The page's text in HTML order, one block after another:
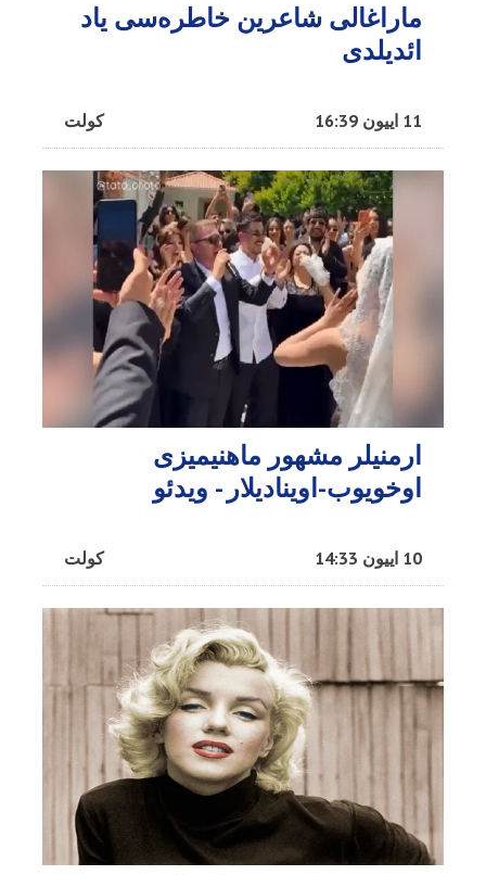
ماراغالی شاعرین خاطره‌سی یاد
ائدیلدی
کولت 11 اییون 16:39
ارمنیلر مشهور ماهنیمیزی
اوخویوب-اوینادیلار - ویدئو
کولت 10 اییون 14:33